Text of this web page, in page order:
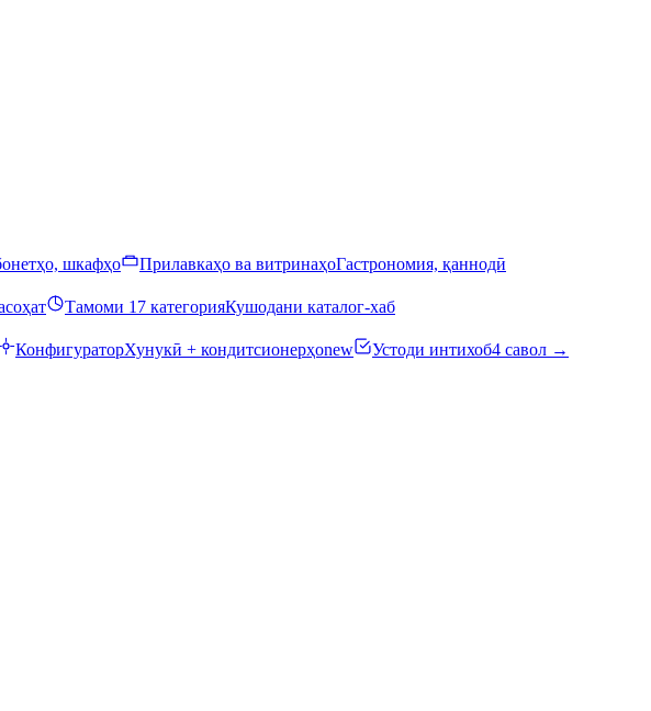
шкафҳо Прилавкаҳо ва витринаҳоГастрономия, қаннодӣ
Тамоми 17 категорияКушодани каталог-хаб
КонфигураторХунукӣ + кондитсионерҳоnew Устоди интихоб4 савол →